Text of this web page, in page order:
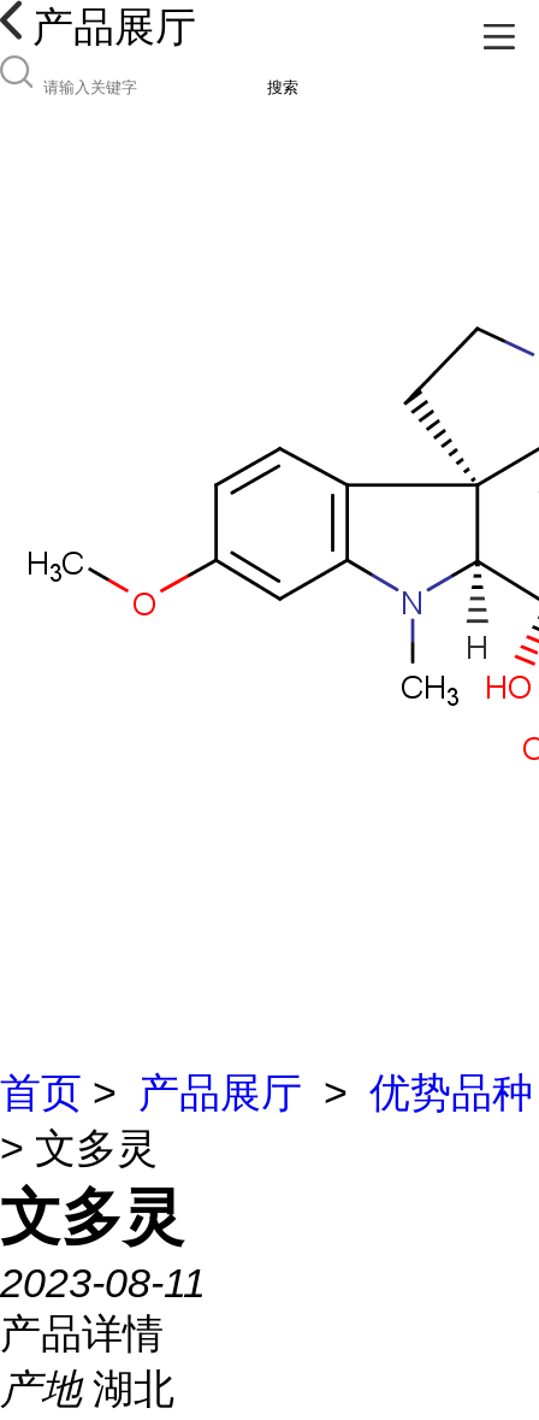
产品展厅
搜索
首页 > 产品展厅 > 优势品种
> 文多灵
文多灵
2023-08-11
产品详情
产地 湖北